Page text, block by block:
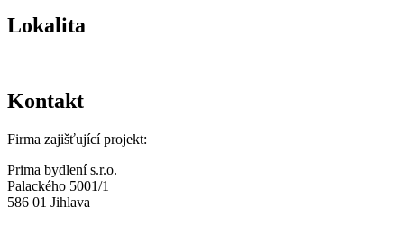
Lokalita
Kontakt
Firma zajišťující projekt:
Prima bydlení s.r.o.
Palackého 5001/1
586 01 Jihlava